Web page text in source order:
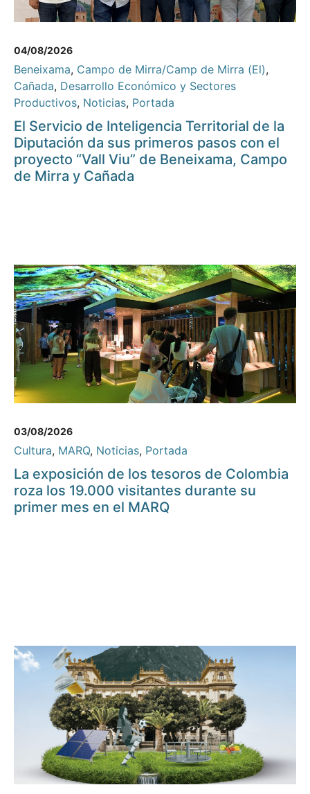
04/08/2026
Beneixama, Campo de Mirra/Camp de Mirra (El),
Cañada, Desarrollo Económico y Sectores
Productivos, Noticias, Portada
El Servicio de Inteligencia Territorial de la
Diputación da sus primeros pasos con el
proyecto “Vall Viu” de Beneixama, Campo
de Mirra y Cañada
03/08/2026
Cultura, MARQ, Noticias, Portada
La exposición de los tesoros de Colombia
roza los 19.000 visitantes durante su
primer mes en el MARQ